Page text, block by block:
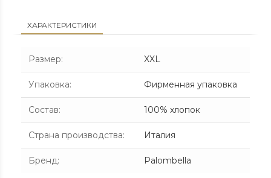
ХАРАКТЕРИСТИКИ
Размер: XXL
Упаковка: Фирменная упаковка
Состав: 100% хлопок
Страна производства: Италия
Бренд: Palombella